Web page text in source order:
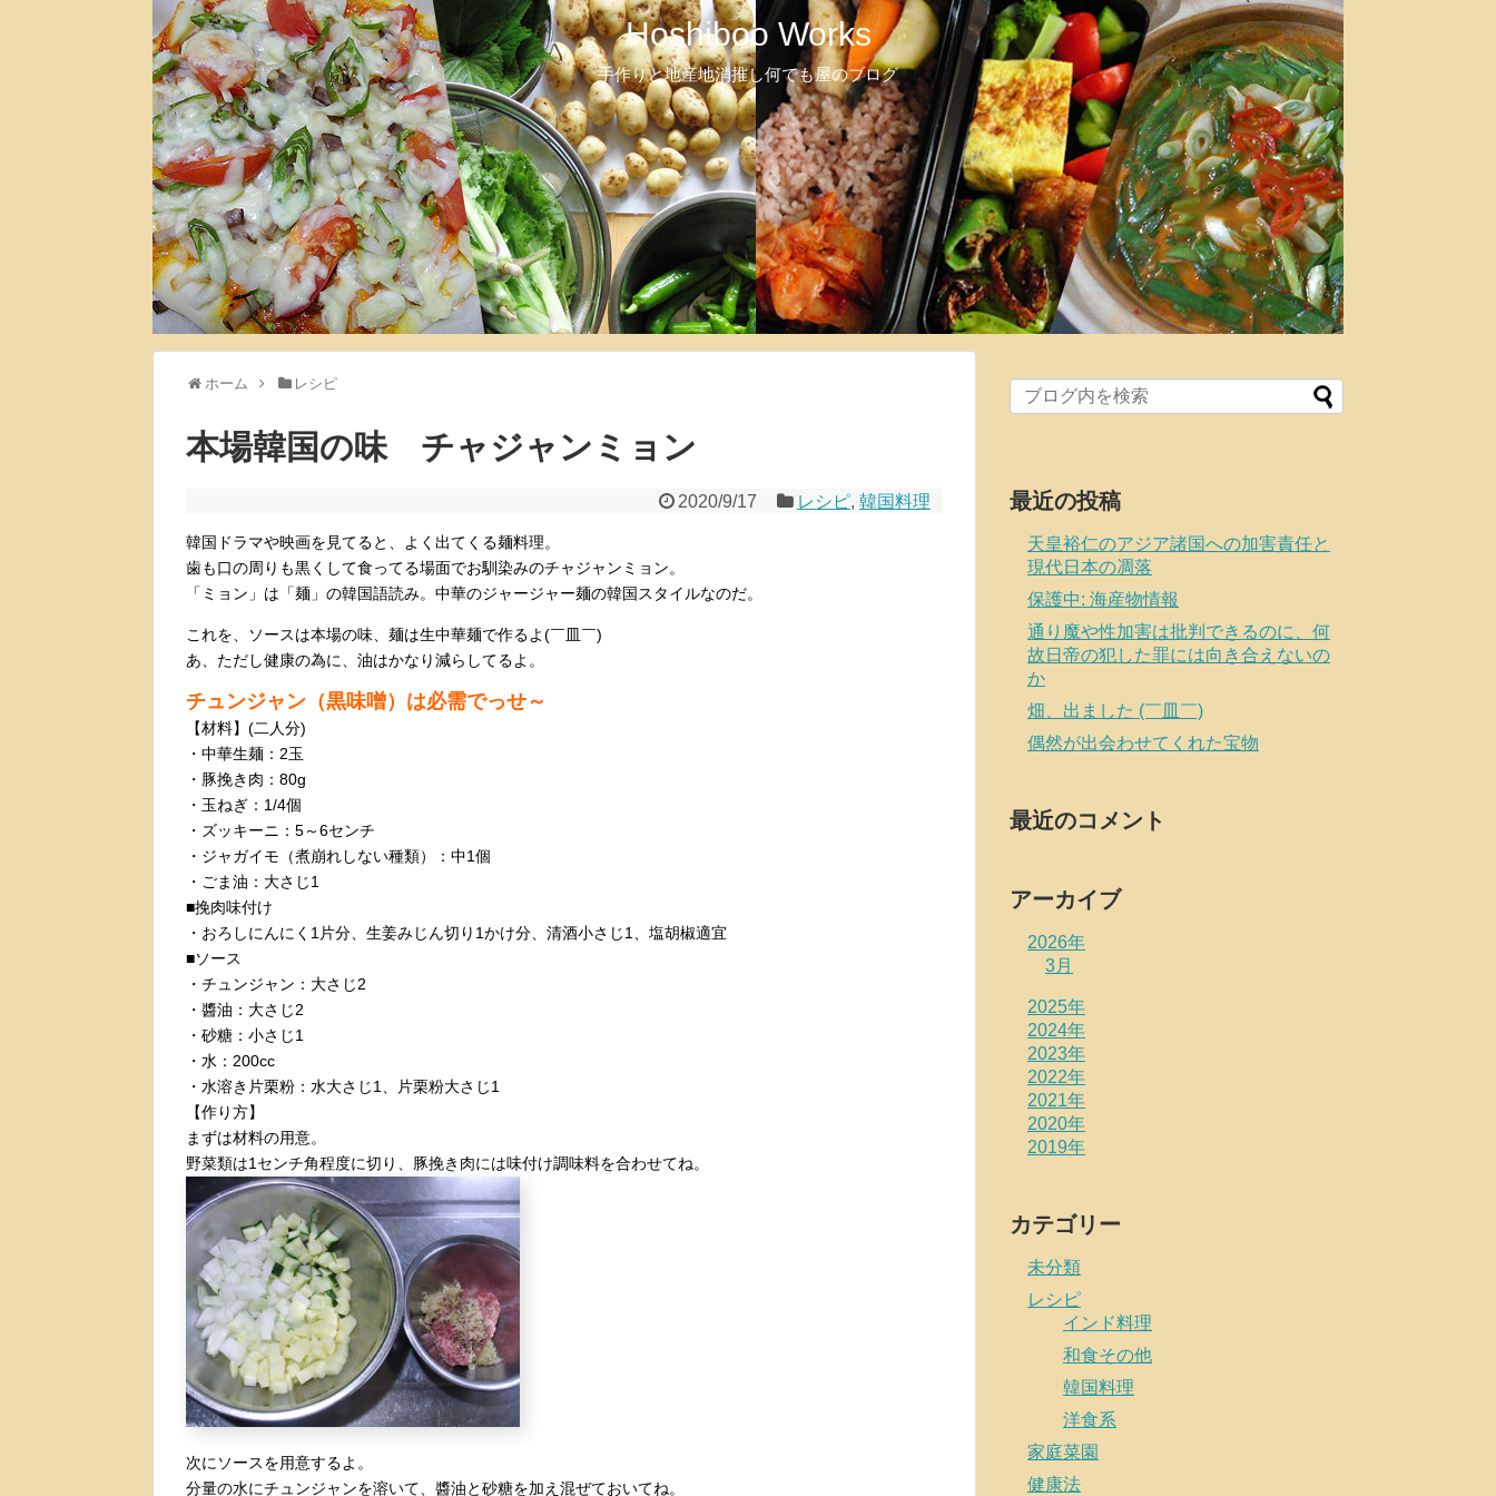
Hoshiboo Works
手作りと地産地消推し何でも屋のブログ
ホーム レシピ
本場韓国の味 チャジャンミョン
2020/9/17 レシピ, 韓国料理
韓国ドラマや映画を見てると、よく出てくる麺料理。
歯も口の周りも黒くして食ってる場面でお馴染みのチャジャンミョン。
「ミョン」は「麺」の韓国語読み。中華のジャージャー麺の韓国スタイルなのだ。
これを、ソースは本場の味、麺は生中華麺で作るよ(￣皿￣)
あ、ただし健康の為に、油はかなり減らしてるよ。
チュンジャン（黒味噌）は必需でっせ～
【材料】(二人分)
・中華生麺：2玉
・豚挽き肉：80g
・玉ねぎ：1/4個
・ズッキーニ：5～6センチ
・ジャガイモ（煮崩れしない種類）：中1個
・ごま油：大さじ1
■挽肉味付け
・おろしにんにく1片分、生姜みじん切り1かけ分、清酒小さじ1、塩胡椒適宜
■ソース
・チュンジャン：大さじ2
・醬油：大さじ2
・砂糖：小さじ1
・水：200cc
・水溶き片栗粉：水大さじ1、片栗粉大さじ1
【作り方】
まずは材料の用意。
野菜類は1センチ角程度に切り、豚挽き肉には味付け調味料を合わせてね。
次にソースを用意するよ。
分量の水にチュンジャンを溶いて、醬油と砂糖を加え混ぜておいてね。
最近の投稿
天皇裕仁のアジア諸国への加害責任と
現代日本の凋落
保護中: 海産物情報
通り魔や性加害は批判できるのに、何
故日帝の犯した罪には向き合えないの
か
畑、出ました (￣皿￣)
偶然が出会わせてくれた宝物
最近のコメント
アーカイブ
2026年
3月
2025年
2024年
2023年
2022年
2021年
2020年
2019年
カテゴリー
未分類
レシピ
インド料理
和食その他
韓国料理
洋食系
家庭菜園
健康法